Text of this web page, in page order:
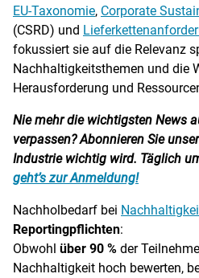
EU-Taxonomie, Corporate
(CSRD) und
fokussiert sie auf die Relevanz
Nachhaltigkeitsthemen und die
Herausforderung und
Nie mehr die wichtigsten News
verpassen? Abonnieren Sie
Industrie wichtig wird. Täglich
geht’s zur Anmeldung!
Nachholbedarf bei
Reportingpflichten:
Obwohl über 90 % der
Nachhaltigkeit hoch bewerten,